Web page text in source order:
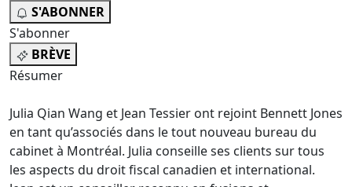
S'ABONNER
S'abonner
BRÈVE
Résumer
Julia Qian Wang et Jean Tessier ont rejoint Bennett Jones
en tant qu’associés dans le tout nouveau bureau du
cabinet à Montréal. Julia conseille ses clients sur tous
les aspects du droit fiscal canadien et international.